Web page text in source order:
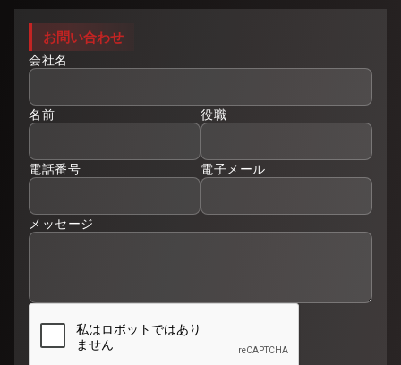
お問い合わせ
会社名
名前 役職
電話番号 電子メール
メッセージ